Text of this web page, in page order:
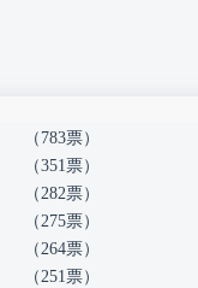
（783票）
（351票）
（282票）
（275票）
（264票）
（251票）